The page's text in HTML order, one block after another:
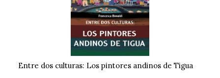
Entre dos culturas: Los pintores andinos de Tigua